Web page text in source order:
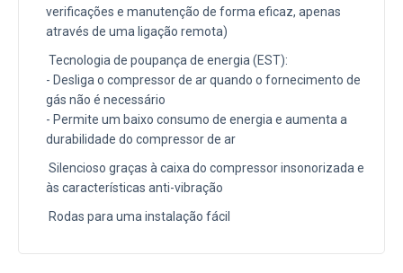
verificações e manutenção de forma eficaz, apenas
através de uma ligação remota)
Tecnologia de poupança de energia (EST):
- Desliga o compressor de ar quando o fornecimento de
gás não é necessário
- Permite um baixo consumo de energia e aumenta a
durabilidade do compressor de ar
Silencioso graças à caixa do compressor insonorizada e
às características anti-vibração
Rodas para uma instalação fácil